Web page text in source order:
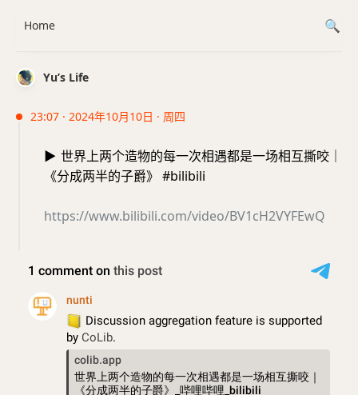
Yu’s Life
23:07 · 2024年10月10日 · 周四
▶️ 世界上两个造物的每一次相遇都是一场相互撕咬｜
《分成两半的子爵》 #bilibili
https://www.bilibili.com/video/BV1cH2VYFEwQ
Home